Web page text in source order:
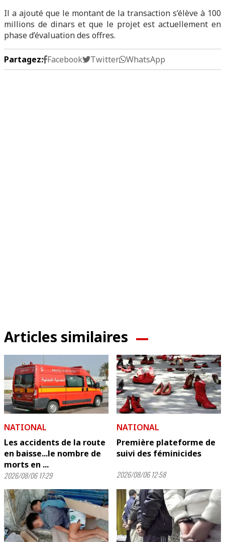
Il a ajouté que le montant de la transaction s’élève à 100
millions de dinars et que le projet est actuellement en
phase d’évaluation des offres.
Partagez: Facebook Twitter WhatsApp
Articles similaires
NATIONAL
Les accidents de la route
en baisse...le nombre de
morts en ...
2026/08/06 17:29
NATIONAL
Première plateforme de
suivi des féminicides
2026/08/06 12:58